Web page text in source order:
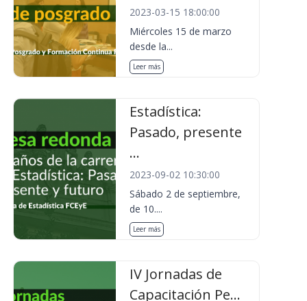
2023-03-15 18:00:00
Miércoles 15 de marzo
desde la...
Leer más
Estadística:
Pasado, presente
...
2023-09-02 10:30:00
Sábado 2 de septiembre,
de 10....
Leer más
IV Jornadas de
Capacitación Pe...